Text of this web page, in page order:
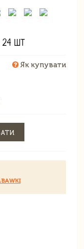
24 ШТ
Як купувати